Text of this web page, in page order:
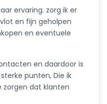
ervaring. zorg ik er
en fijn geholpen
en eventuele
en daardoor is
punten, Die ik
zorgen dat klanten